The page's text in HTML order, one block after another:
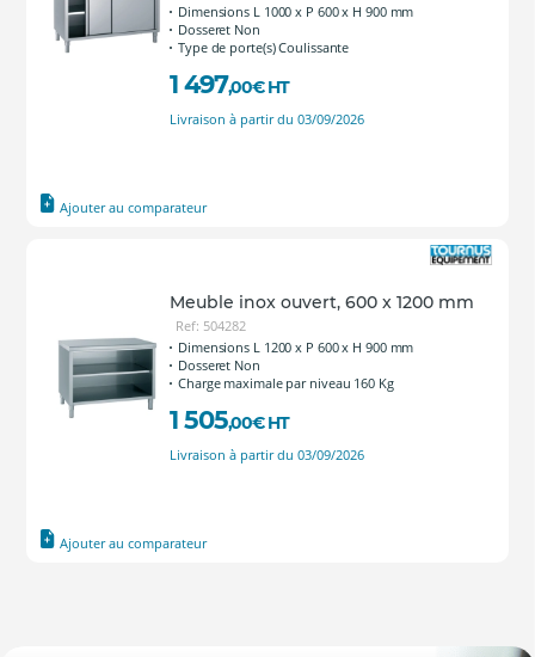
Dimensions L 1000 x P 600 x H 900 mm
Dosseret Non
Type de porte(s) Coulissante
1 497,00€ HT
Livraison à partir du 03/09/2026
Ajouter au comparateur
Meuble inox ouvert, 600 x 1200 mm
Ref: 504282
Dimensions L 1200 x P 600 x H 900 mm
Dosseret Non
Charge maximale par niveau 160 Kg
1 505,00€ HT
Livraison à partir du 03/09/2026
Ajouter au comparateur